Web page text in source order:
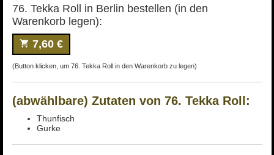
76. Tekka Roll in Berlin bestellen (in den
Warenkorb legen):
7,60 €
(Button klicken, um 76. Tekka Roll in den Warenkorb zu legen)
(abwählbare) Zutaten von 76. Tekka Roll:
Thunfisch
Gurke